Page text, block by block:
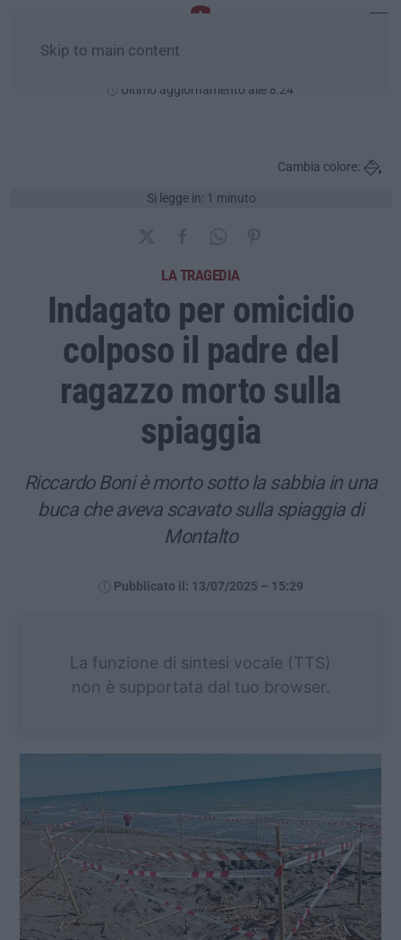
Skip to main content
Ultimo aggiornamento alle 8:24
Si legge in: 1 minuto
Cambia colore:
LA TRAGEDIA
Indagato per omicidio
colposo il padre del
ragazzo morto sulla
spiaggia
Riccardo Boni è morto sotto la sabbia in una
buca che aveva scavato sulla spiaggia di
Montalto
Pubblicato il: 13/07/2025 – 15:29
La funzione di sintesi vocale (TTS)
non è supportata dal tuo browser.